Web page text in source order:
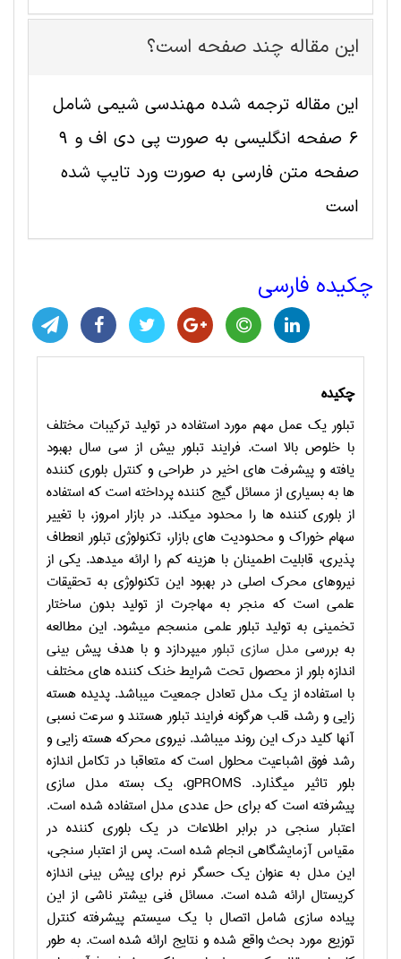
این مقاله چند صفحه است؟
این مقاله ترجمه شده مهندسی شیمی شامل
6 صفحه انگلیسی به صورت پی دی اف و 9
صفحه متن فارسی به صورت ورد تایپ شده
است
چکیده فارسی
چکیده
تبلور یک عمل مهم مورد استفاده در تولید ترکیبات مختلف
با خلوص بالا است. فرایند تبلور بیش از سی سال بهبود
یافته و پیشرفت های اخیر در طراحی و کنترل بلوری کننده
ها به بسیاری از مسائل گیج کننده پرداخته است که استفاده
از بلوری کننده ها را محدود می­کند. در بازار امروز، با تغییر
سهام خوراک و محدودیت های بازار، تکنولوژی تبلور انعطاف
پذیری، قابلیت اطمینان با هزینه کم را ارائه می­دهد. یکی از
نیروهای محرک اصلی در بهبود این تکنولوژی به تحقیقات
علمی است که منجر به مهاجرت از تولید بدون ساختار
تخمینی به تولید تبلور علمی منسجم می­شود. این مطالعه
به بررسی مدل سازی تبلورمی­پردازد و با هدف پیش بینی
اندازه بلور از محصول تحت شرایط خنک کننده های مختلف
با استفاده از یک مدل تعادل جمعیت می­باشد. پدیده هسته
زایی و رشد، قلب هرگونه فرایند تبلور هستند و سرعت نسبی
آنها کلید درک این روند می­باشد. نیروی محرکه هسته زایی و
رشد فوق اشباعیت محلول است که متعاقبا در تکامل اندازه
بلور تاثیر می­گذارد. gPROMS، یک بسته مدل سازی
پیشرفته است که برای حل عددی مدل استفاده شده است.
اعتبار سنجی در برابر اطلاعات در یک بلوری کننده در
مقیاس آزمایشگاهی انجام شده است. پس از اعتبار سنجی،
این مدل به عنوان یک حسگر نرم برای پیش بینی اندازه
کریستال ارائه شده است. مسائل فنی بیشتر ناشی از این
پیاده سازی شامل اتصال با یک سیستم پیشرفته کنترل
توزیع مورد بحث واقع شده و نتایج ارائه شده است. به طور